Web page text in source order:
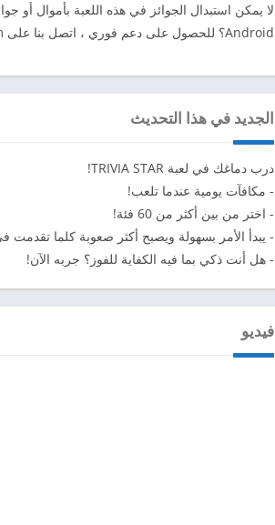
لا يمكن استبدال الجوائز في هذه اللعبة بأموال أو
Android؟ للحصول على دعم فوري ، اتصل بنا على
الجديد في هذا التحديث
درب دماغك في لعبة TRIVIA STAR!
- مكافآت يومية عندما تلعب!
- اختر من بين أكثر من 60 فئة!
- يبدأ الأمر بسهولة ويصبح أكثر صعوبة كلما تقدمت
- هل أنت ذكي بما فيه الكفاية للفوز؟ جربه الآن!
فيديو